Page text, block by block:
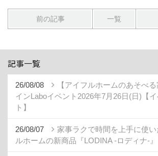
前の記事 一覧
記事一覧
26/08/08
【アイフルホームのあそべ
インLaboイベント2026年7月26日(日)【
ト】
26/08/07
家事ラクで時間を上手に使
ルホームの新商品『LODINA -ロディナ-』